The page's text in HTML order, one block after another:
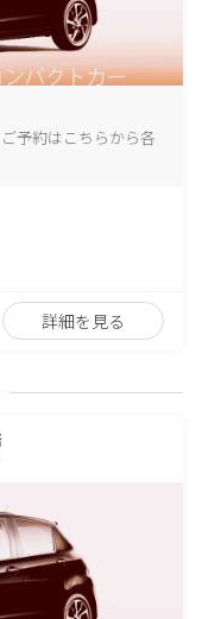
予約はこちらから各
詳細を見る